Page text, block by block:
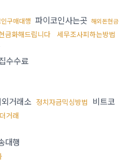
구매대행 파이코인사는곳 해외돈현금
금화해드립니다 세무조사피하는방법
수수료
거래소 정치자금믹싱방법 비트코
거래
대행